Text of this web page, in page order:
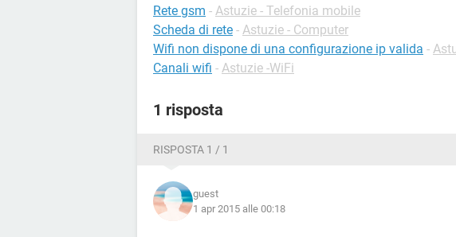
Rete gsm - Astuzie - Telefonia mobile
Scheda di rete - Astuzie - Computer
Wifi non dispone di una configurazione ip valida -
Canali wifi - Astuzie -WiFi
1 risposta
RISPOSTA 1 / 1
guest
1 apr 2015 alle 00:18